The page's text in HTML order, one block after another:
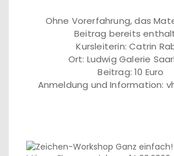
Ohne Vorerfahrung, das
Beitrag bereits
Kursleiterin: Catrin
Ort: Ludwig Galerie
Beitrag: 10 Euro
Anmeldung und Information: